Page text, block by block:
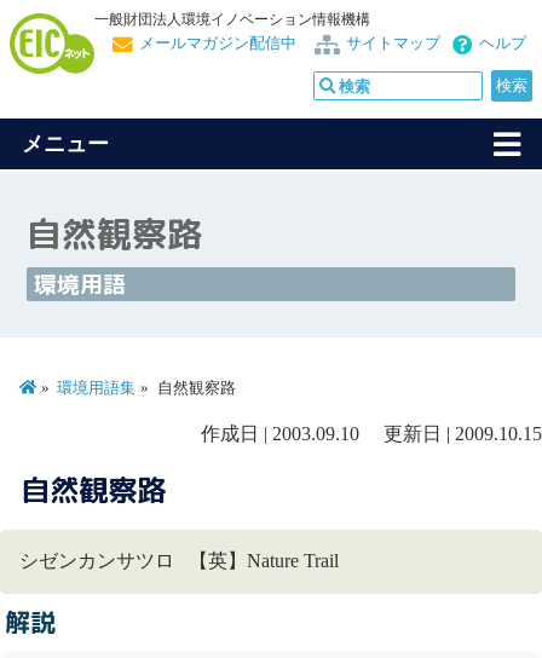
一般財団法人環境イノベーション情報機構
ヘルプ
サイトマップ
メールマガジン配信中
メニュー
自然観察路
環境用語
環境用語集 自然観察路
作成日 | 2003.09.10 更新日 | 2009.10.15
自然観察路
シゼンカンサツロ 【英】Nature Trail
解説